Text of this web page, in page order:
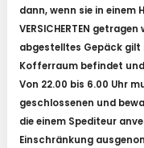
dann, wenn sie in einem
VERSICHERTEN
abgestelltes Gepäck gilt
Kofferraum befindet
Von 22.00 bis 6.00 Uhr
geschlossenen und
die einem Spediteur
Einschränkung